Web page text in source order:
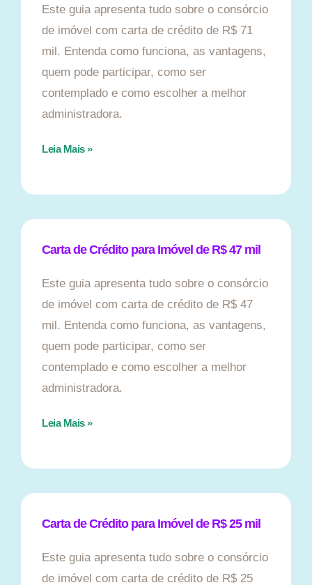
Este guia apresenta tudo sobre o consórcio
de imóvel com carta de crédito de R$ 71
mil. Entenda como funciona, as vantagens,
quem pode participar, como ser
contemplado e como escolher a melhor
administradora.
Leia Mais »
Carta de Crédito para Imóvel de R$ 47 mil
Este guia apresenta tudo sobre o consórcio
de imóvel com carta de crédito de R$ 47
mil. Entenda como funciona, as vantagens,
quem pode participar, como ser
contemplado e como escolher a melhor
administradora.
Leia Mais »
Carta de Crédito para Imóvel de R$ 25 mil
Este guia apresenta tudo sobre o consórcio
de imóvel com carta de crédito de R$ 25